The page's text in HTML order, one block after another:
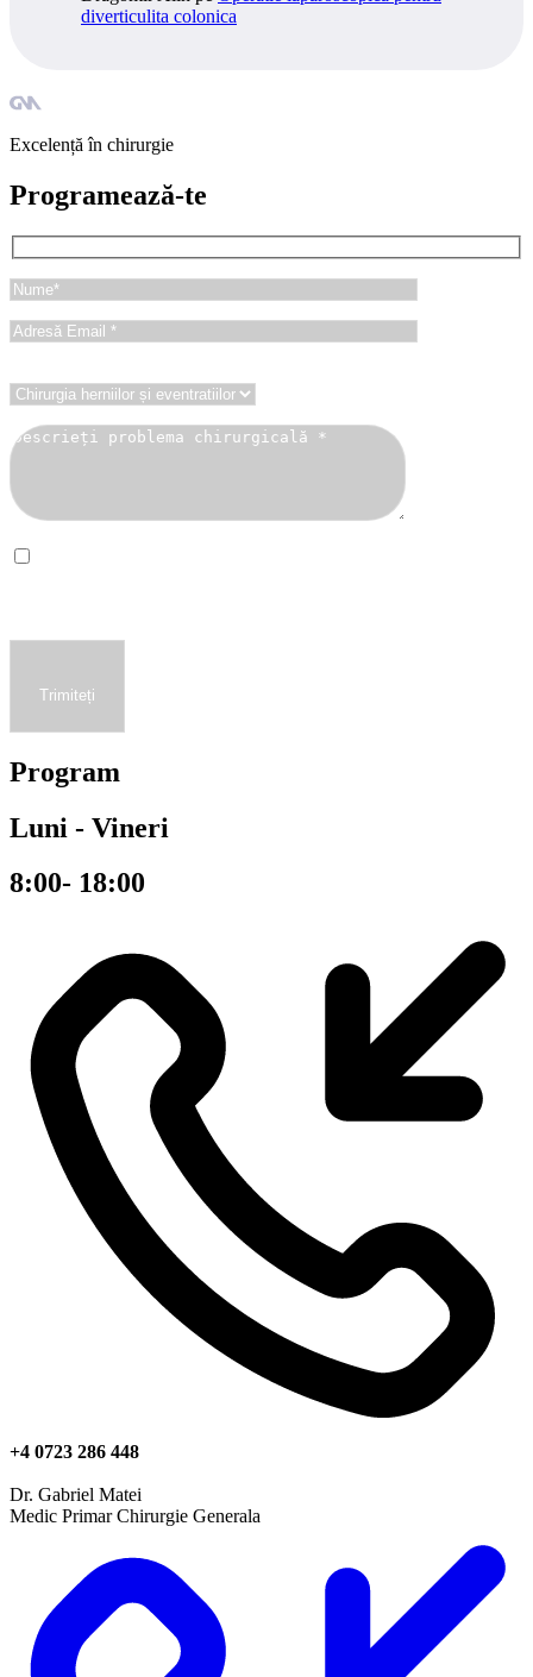
diverticulita colonica
Excelență în chirurgie
Programează-te
Trimiteți
Program
Luni - Vineri
8:00- 18:00
+4 0723 286 448
Dr. Gabriel Matei
Medic Primar Chirurgie Generala